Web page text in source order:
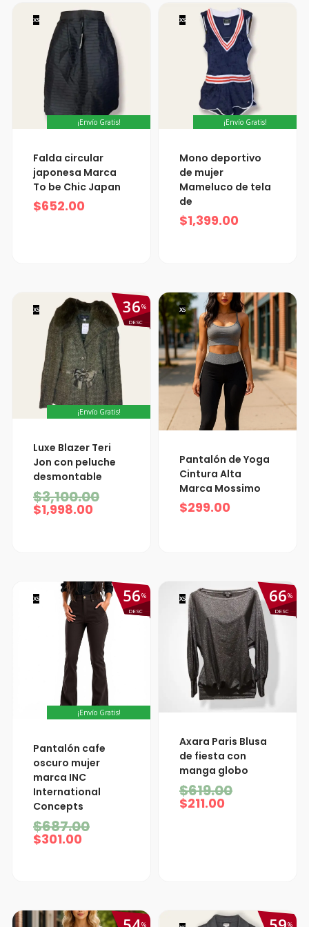
XS
¡Envío Gratis!
Falda circular
japonesa Marca
To be Chic Japan
$652.00
XS
¡Envío Gratis!
Mono deportivo
de mujer
Mameluco de tela
de
$1,399.00
XS %
DESC
36
¡Envío Gratis!
Luxe Blazer Teri
Jon con peluche
desmontable
$3,100.00
El
precio
original
$1,998.00
El
precio
actual
es:
$1,998.00.
XS
Pantalón de Yoga
Cintura Alta
Marca Mossimo
$299.00
XS %
DESC
56
¡Envío Gratis!
Pantalón cafe
oscuro mujer
marca INC
International
Concepts
$687.00
El
precio
original
$687.00.
$301.00
El
precio
actual
es:
$301.00.
XS %
DESC
66
Axara Paris Blusa
de fiesta con
manga globo
$619.00
El
precio
original
era:
$211.00
El
precio
actual
es:
$211.00.
% %